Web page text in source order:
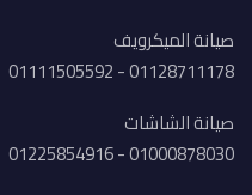
صيانة الميكرويف
01128711178 - 01111505592
صيانة الشاشات
01000878030 - 01225854916